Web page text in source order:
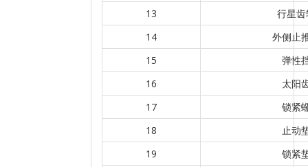
13
行星
14
外侧止
15
弹性
16
太阳
17
锁紧
18
止动
19
锁紧